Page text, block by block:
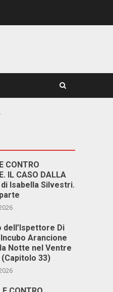
CONTRO
IL CASO DALLA
di Isabella Silvestri.
dell’Ispettore Di
Arancione
Notte nel Ventre
33)